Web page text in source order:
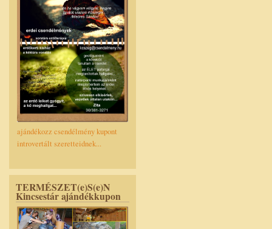
ajándékozz csendélmény kupont
introvertált szeretteidnek...
TERMÉSZET(e)S(e)N
Kincsestár ajándékkupon